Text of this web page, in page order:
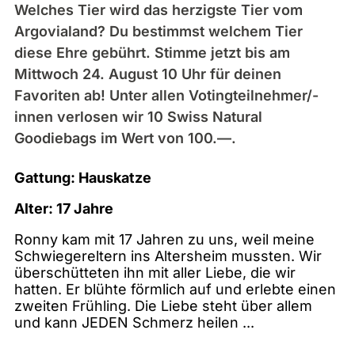
Welches Tier wird das herzigste Tier vom
Argovialand? Du bestimmst welchem Tier
diese Ehre gebührt. Stimme jetzt bis am
Mittwoch 24. August 10 Uhr für deinen
Favoriten ab! Unter allen Votingteilnehmer/-
innen verlosen wir 10 Swiss Natural
Goodiebags im Wert von 100.—.
Gattung: Hauskatze
Alter: 17 Jahre
Ronny kam mit 17 Jahren zu uns, weil meine
Schwiegereltern ins Altersheim mussten. Wir
überschütteten ihn mit aller Liebe, die wir
hatten. Er blühte förmlich auf und erlebte einen
zweiten Frühling. Die Liebe steht über allem
und kann JEDEN Schmerz heilen ...